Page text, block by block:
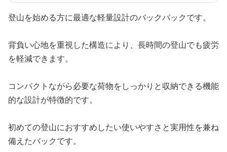
登山を始める方に最適な軽量設計のバックパックです。
背負い心地を重視した構造により、長時間の登山でも疲労
を軽減できます。
コンパクトながら必要な荷物をしっかりと収納できる機能
的な設計が特徴的です。
初めての登山におすすめしたい使いやすさと実用性を兼ね
備えたバックです。